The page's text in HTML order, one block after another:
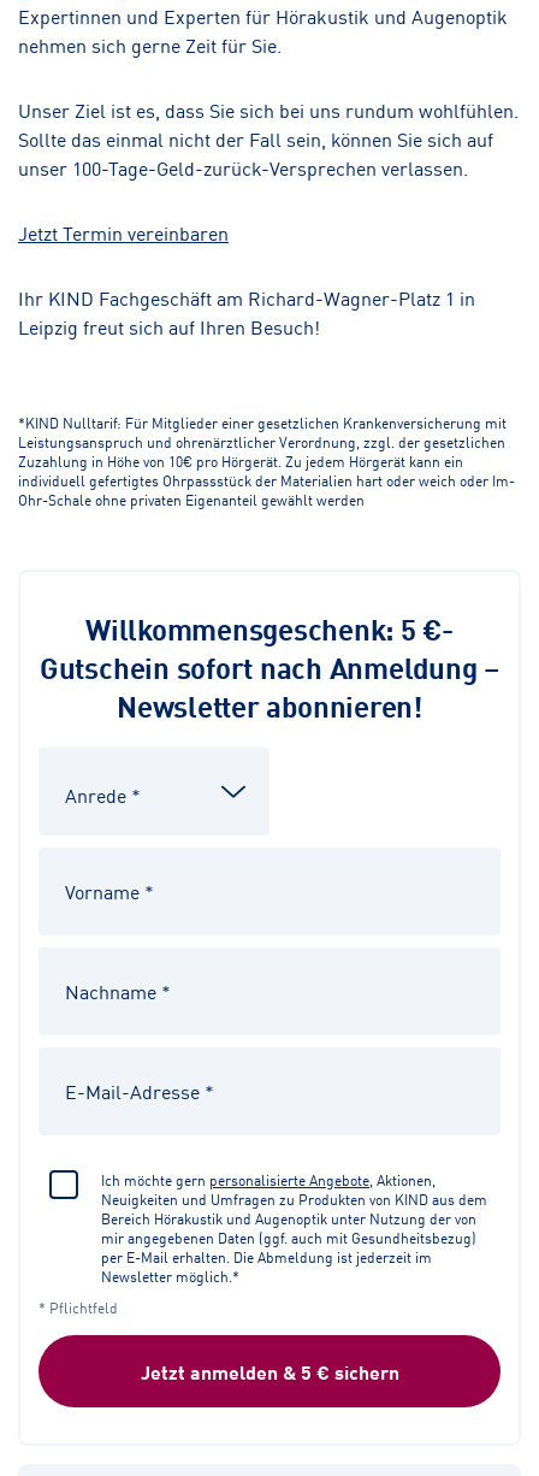
Expertinnen und Experten für Hörakustik und Augenoptik
nehmen sich gerne Zeit für Sie.
Unser Ziel ist es, dass Sie sich bei uns rundum wohlfühlen.
Sollte das einmal nicht der Fall sein, können Sie sich auf
unser 100-Tage-Geld-zurück-Versprechen verlassen.
Jetzt Termin vereinbaren
Ihr KIND Fachgeschäft am Richard-Wagner-Platz 1 in
Leipzig freut sich auf Ihren Besuch!
*KIND Nulltarif: Für Mitglieder einer gesetzlichen Krankenversicherung mit
Leistungsanspruch und ohrenärztlicher Verordnung, zzgl. der gesetzlichen
Zuzahlung in Höhe von 10€ pro Hörgerät. Zu jedem Hörgerät kann ein
individuell gefertigtes Ohrpassstück der Materialien hart oder weich oder Im-
Ohr-Schale ohne privaten Eigenanteil gewählt werden
Willkommensgeschenk: 5 €-
Gutschein sofort nach Anmeldung –
Newsletter abonnieren!
Ich möchte gern personalisierte Angebote , Aktionen,
Neuigkeiten und Umfragen zu Produkten von KIND aus dem
Bereich Hörakustik und Augenoptik unter Nutzung der von
mir angegebenen Daten (ggf. auch mit Gesundheitsbezug)
per E-Mail erhalten. Die Abmeldung ist jederzeit im
Newsletter möglich.*
* Pflichtfeld
Jetzt anmelden & 5 € sichern